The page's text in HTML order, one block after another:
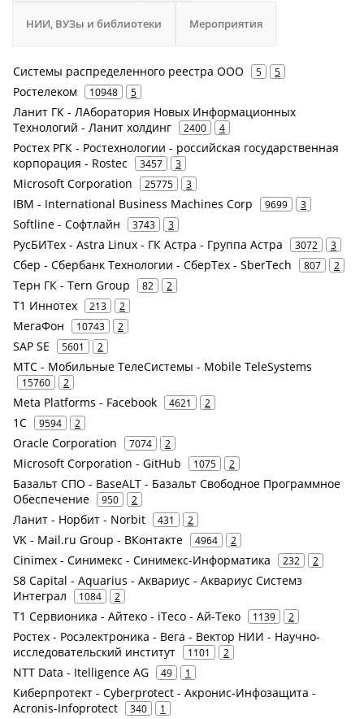
НИИ, ВУЗы и библиотеки Мероприятия
Системы распределенного реестра ООО 5 5
Ростелеком 10948 5
Ланит ГК - ЛАборатория Новых Информационных
Технологий - Ланит холдинг
2400 4
Ростех РГК - Ростехнологии - российская государственная
корпорация - Rostec
3457 3
Microsoft Corporation 25775 3
IBM - International Business Machines Corp 9699 3
Softline - Софтлайн 3743 3
РусБИТех - Astra Linux - ГК Астра - Группа Астра 3072 3
Сбер - Сбербанк Технологии - СберТех - SberTech 807 2
Терн ГК - Tern Group 82 2
Т1 Иннотех 213 2
МегаФон 10743 2
SAP SE 5601 2
МТС - Мобильные ТелеСистемы - Mobile TeleSystems
15760 2
Meta Platforms - Facebook 4621 2
1С 9594 2
Oracle Corporation 7074 2
Microsoft Corporation - GitHub 1075 2
Базальт СПО - BaseALT - Базальт Свободное Программное
Обеспечение
950 2
Ланит - Норбит - Norbit 431 2
VK - Mail.ru Group - ВКонтакте 4964 2
Cinimex - Синимекс - Синимекс-Информатика 232 2
S8 Capital - Aquarius - Аквариус - Аквариус Системз
Интеграл
1084 2
Т1 Сервионика - Айтеко - iTeco - Ай-Теко 1139 2
Ростех - Росэлектроника - Вега - Вектор НИИ - Научно-
исследовательский институт
1101 2
NTT Data - Itelligence AG 49 1
Киберпротект - Cyberprotect - Акронис-Инфозащита -
Acronis-Infoprotect
340 1